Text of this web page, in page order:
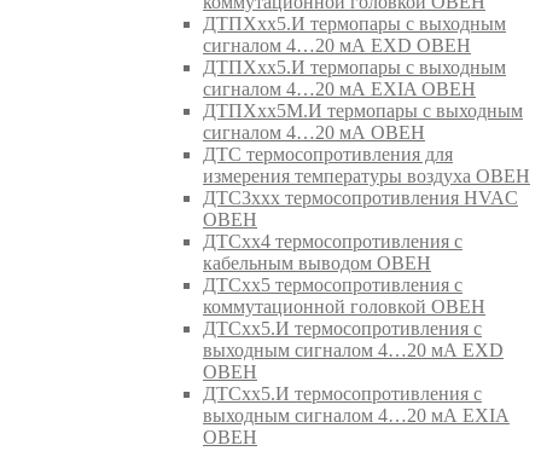
ДТПХхх5.И термопары с выходным
сигналом 4…20 мА EXD ОВЕН
ДТПХхх5.И термопары с выходным
сигналом 4…20 мА EXIA ОВЕН
ДТПХхх5М.И термопары с выходным
сигналом 4…20 мА ОВЕН
ДТС термосопротивления для
измерения температуры воздуха ОВЕН
ДТС3ххх термосопротивления HVAC
ОВЕН
ДТСхх4 термосопротивления с
кабельным выводом ОВЕН
ДТСхх5 термосопротивления с
коммутационной головкой ОВЕН
ДТСхх5.И термосопротивления с
выходным сигналом 4…20 мА EXD
ОВЕН
ДТСхх5.И термосопротивления с
выходным сигналом 4…20 мА EXIA
ОВЕН